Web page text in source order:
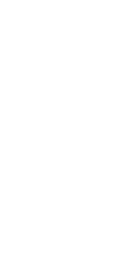
Kasutame
teavet meie saidi